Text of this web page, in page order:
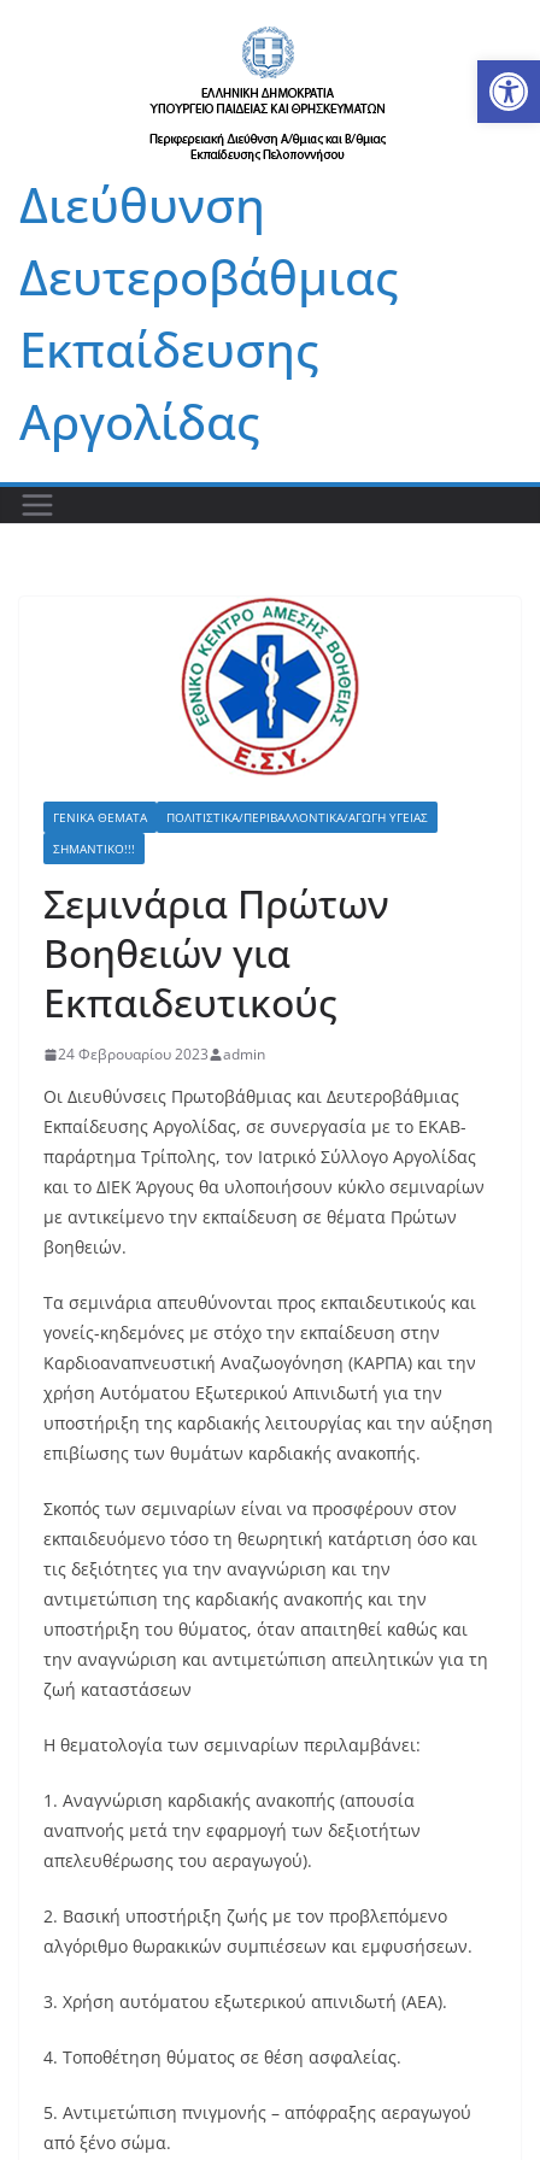
Διεύθυνση
Δευτεροβάθμιας
Εκπαίδευσης
Αργολίδας
ΓΕΝΙΚΆ ΘΈΜΑΤΑ
ΠΟΛΙΤΙΣΤΙΚΑ/ΠΕΡΙΒΑΛΛΟΝΤΙΚΆ/ΑΓΩΓΉ ΥΓΕΊΑΣ
ΣΗΜΑΝΤΙΚΌ!!!
Σεμινάρια Πρώτων
Βοηθειών για
Εκπαιδευτικούς
24 Φεβρουαρίου 2023 admin
Οι Διευθύνσεις Πρωτοβάθμιας και Δευτεροβάθμιας
Εκπαίδευσης Αργολίδας, σε συνεργασία με το ΕΚΑΒ-
παράρτημα Τρίπολης, τον Ιατρικό Σύλλογο Αργολίδας
και το ΔΙΕΚ Άργους θα υλοποιήσουν κύκλο σεμιναρίων
με αντικείμενο την εκπαίδευση σε θέματα Πρώτων
βοηθειών.
Τα σεμινάρια απευθύνονται προς εκπαιδευτικούς και
γονείς-κηδεμόνες με στόχο την εκπαίδευση στην
Καρδιοαναπνευστική Αναζωογόνηση (ΚΑΡΠΑ) και την
χρήση Αυτόματου Εξωτερικού Απινιδωτή για την
υποστήριξη της καρδιακής λειτουργίας και την αύξηση
επιβίωσης των θυμάτων καρδιακής ανακοπής.
Σκοπός των σεμιναρίων είναι να προσφέρουν στον
εκπαιδευόμενο τόσο τη θεωρητική κατάρτιση όσο και
τις δεξιότητες για την αναγνώριση και την
αντιμετώπιση της καρδιακής ανακοπής και την
υποστήριξη του θύματος, όταν απαιτηθεί καθώς και
την αναγνώριση και αντιμετώπιση απειλητικών για τη
ζωή καταστάσεων
Η θεματολογία των σεμιναρίων περιλαμβάνει:
1. Αναγνώριση καρδιακής ανακοπής (απουσία
αναπνοής μετά την εφαρμογή των δεξιοτήτων
απελευθέρωσης του αεραγωγού).
2. Βασική υποστήριξη ζωής με τον προβλεπόμενο
αλγόριθμο θωρακικών συμπιέσεων και εμφυσήσεων.
3. Χρήση αυτόματου εξωτερικού απινιδωτή (ΑΕΑ).
4. Τοποθέτηση θύματος σε θέση ασφαλείας.
5. Αντιμετώπιση πνιγμονής – απόφραξης αεραγωγού
από ξένο σώμα.